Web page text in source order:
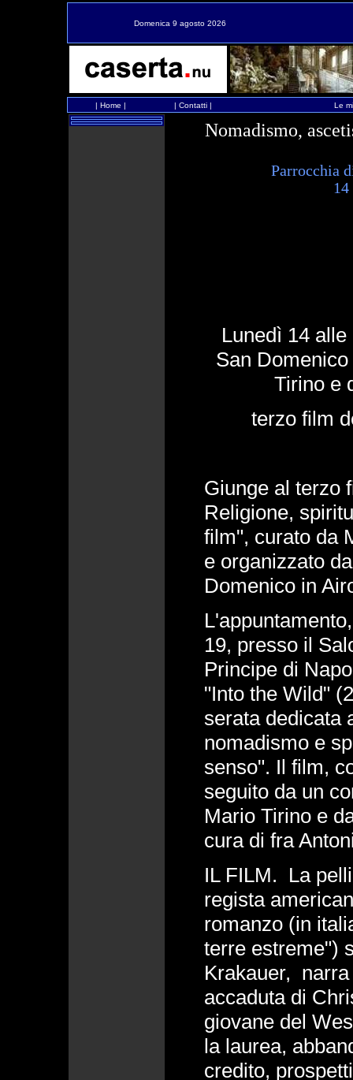
Domenica 9 agosto 2026
| Home | | Contatti| Le
Nomadismo,
Parrocchia
14
Lunedì 14
San
Tirino e
terzo film
Giunge al terzo
Religione,
film", curato da
e organizzato
Domenico in
19, presso il
Principe di
"Into the Wild"
serata dedicata
nomadismo e
senso". Il film,
seguito da un
Mario Tirino e
cura di fra
IL FILM. La
regista
romanzo (in
terre estreme")
Krakauer,
accaduta di
giovane del
la laurea,
credito,